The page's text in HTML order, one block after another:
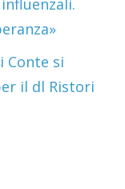
Conte si
il dl Ristori